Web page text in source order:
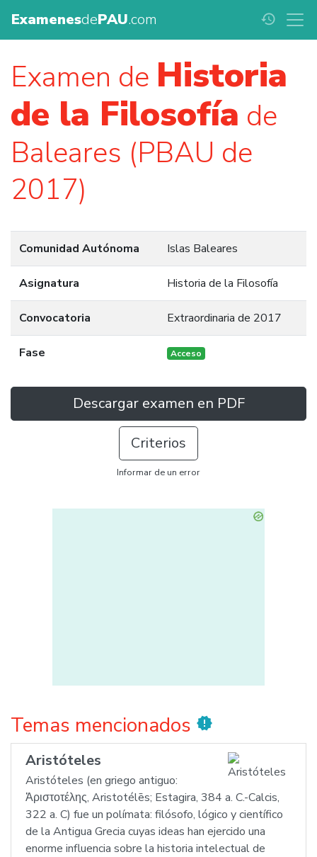
ExamenesdePAU.com history
Examen de Historia
de la Filosofía de
Baleares (PBAU de
2017)
Comunidad Autónoma Islas Baleares
Asignatura Historia de la Filosofía
Convocatoria Extraordinaria de 2017
Fase Acceso
Descargar examen en PDF
Criterios
Informar de un error
Temas mencionados new_releases
Aristóteles
Aristóteles (en griego antiguo:
Ἀριστοτέλης, Aristotélēs; Estagira, 384 a. C.-Calcis,
322 a. C) fue un polímata: filósofo, lógico y científico
de la Antigua Grecia cuyas ideas han ejercido una
enorme influencia sobre la historia intelectual de